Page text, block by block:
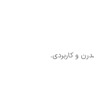
و کاربردی.